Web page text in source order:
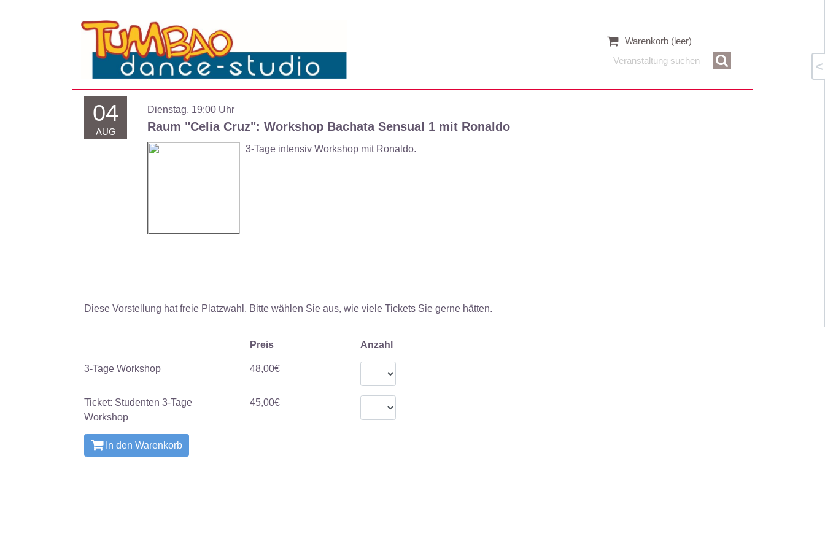
Warenkorb (leer)
04
AUG
Dienstag, 19:00 Uhr
Raum "Celia Cruz": Workshop Bachata Sensual 1 mit Ronaldo
3-Tage intensiv Workshop mit Ronaldo.
Diese Vorstellung hat freie Platzwahl. Bitte wählen Sie aus, wie viele Tickets Sie gerne hätten.
Preis Anzahl
3-Tage Workshop 48,00€
Ticket: Studenten 3-Tage
Workshop
45,00€
In den Warenkorb